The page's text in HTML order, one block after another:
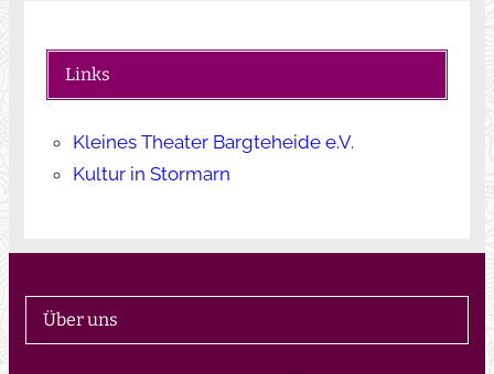
Links
Kleines Theater Bargteheide e.V.
Kultur in Stormarn
Über uns